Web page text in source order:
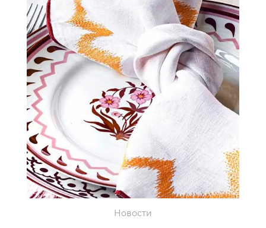
Новости